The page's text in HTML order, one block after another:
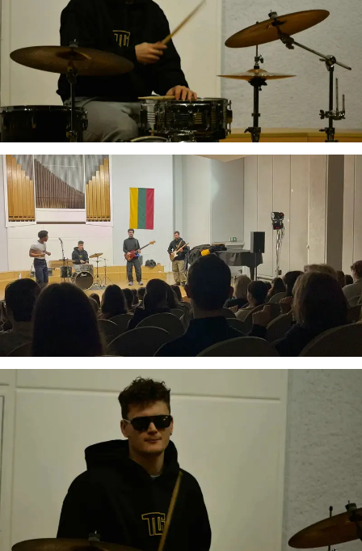
Sveiki! Taip, aš esu virtualus. Tačiau dirbtinis intelektas
suteikia man galimybę ne tik analizuoti Jūsų klausimą, bet
dar tobulai atsimenu visą šioje svetainėje pateiktą
informaciją. Jei visgi man pritrūks išmanumo - pateiksiu
Jums reikiamus kontaktus, kur galėsite pasiklausti
atsakingo specialisto.
Taigi... kuo galėčiau Jums padėti?